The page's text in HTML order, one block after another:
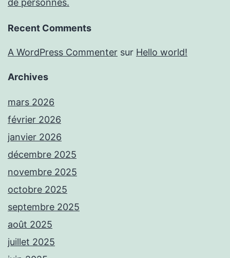
de personnes.
Recent Comments
A WordPress Commenter sur Hello world!
Archives
mars 2026
février 2026
janvier 2026
décembre 2025
novembre 2025
octobre 2025
septembre 2025
août 2025
juillet 2025